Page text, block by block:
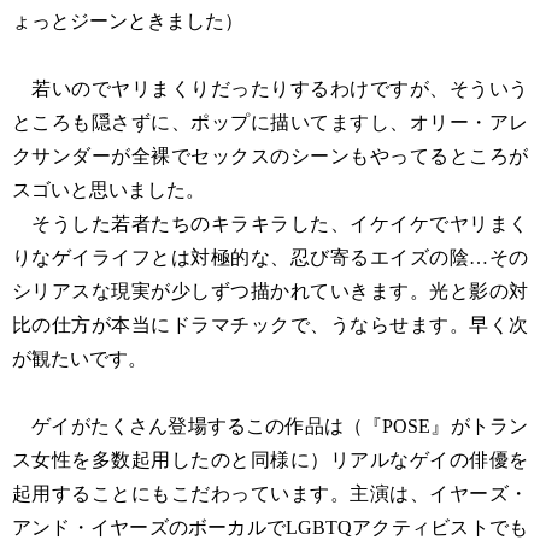
ょっとジーンときました）
若いのでヤリまくりだったりするわけですが、そういう
ところも隠さずに、ポップに描いてますし、オリー・アレ
クサンダーが全裸でセックスのシーンもやってるところが
スゴいと思いました。
そうした若者たちのキラキラした、イケイケでヤリまく
りなゲイライフとは対極的な、忍び寄るエイズの陰…その
シリアスな現実が少しずつ描かれていきます。光と影の対
比の仕方が本当にドラマチックで、うならせます。早く次
が観たいです。
ゲイがたくさん登場するこの作品は（『POSE』がトラン
ス女性を多数起用したのと同様に）リアルなゲイの俳優を
起用することにもこだわっています。主演は、イヤーズ・
アンド・イヤーズのボーカルでLGBTQアクティビストでも